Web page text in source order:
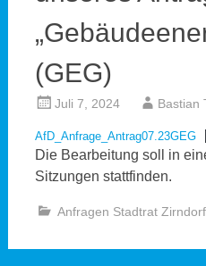
(GEG)
Juli 7, 2024 Bastian
AfD_Anfrage_Antrag07.23GEG
Die Bearbeitung soll in
Sitzungen stattfinden.
Anfragen Stadtrat Zirndorf